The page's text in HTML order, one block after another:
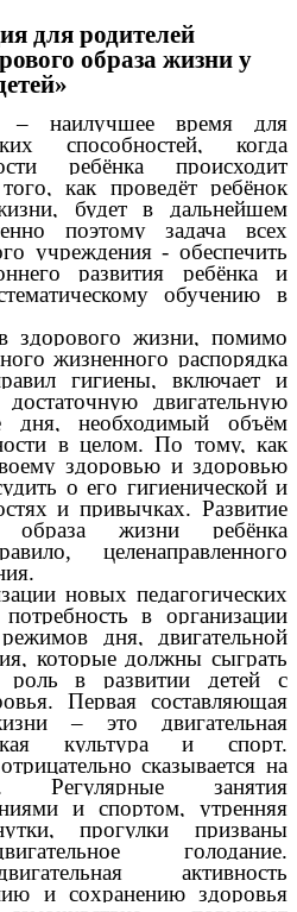
для родителей
образа жизни у
– наилучшее время для
способностей, когда
ребёнка происходит
как проведёт ребёнок
будет в дальнейшем
поэтому задача всех
учреждения - обеспечить
развития ребёнка и
обучению в
жизни, помимо
жизненного распорядка
гигиены, включает и
двигательную
дня, необходимый объём
в целом. По тому, как
здоровью и здоровью
о его гигиенической и
и привычках. Развитие
образа жизни ребёнка
целенаправленного
новых педагогических
в организации
дня, двигательной
которые должны сыграть
роль в развитии детей с
Первая составляющая
– это двигательная
культура и спорт.
сказывается на
Регулярные занятия
и спортом, утренняя
прогулки призваны
голодание.
активность
и сохранению здоровья